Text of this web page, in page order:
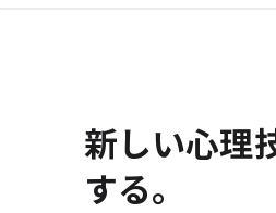
新しい心理
する。